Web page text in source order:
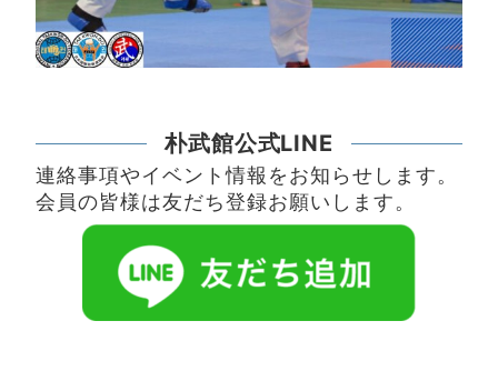
朴武館公式LINE
連絡事項やイベント情報をお知らせします。
会員の皆様は友だち登録お願いします。